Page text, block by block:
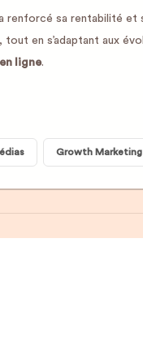
renforcé sa rentabilité et
en s’adaptant aux
en ligne.
Growth Marketing